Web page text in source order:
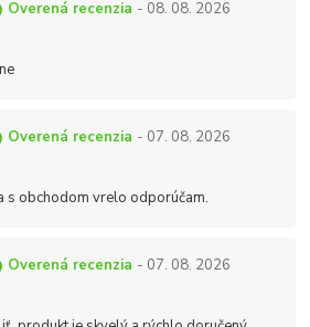
Overená recenzia - 08. 08. 2026
Overená recenzia - 07. 08. 2026
s obchodom vrelo odporúčam.
Overená recenzia - 07. 08. 2026